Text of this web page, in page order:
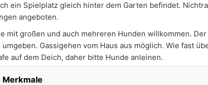
ein Spielplatz gleich hinter dem Garten befindet.
angeboten.
mit großen und auch mehreren Hunden willkommen.
Gassigehen vom Haus aus möglich. Wie fast
auf dem Deich, daher bitte Hunde anleinen.
Merkmale